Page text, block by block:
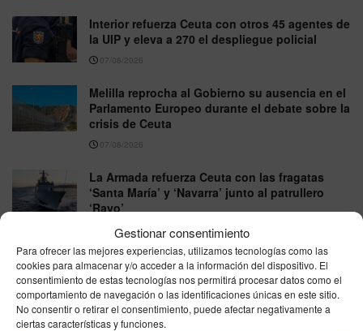
Gestionar consentimiento
Para ofrecer las mejores experiencias, utilizamos tecnologías como las
cookies para almacenar y/o acceder a la información del dispositivo. El
consentimiento de estas tecnologías nos permitirá procesar datos como el
comportamiento de navegación o las identificaciones únicas en este sitio.
No consentir o retirar el consentimiento, puede afectar negativamente a
ciertas características y funciones.
Interior refuerza Ceuta con otros 45 agentes de
la UIP y eleva a 270 el despliegue policial
07/08/2026
Melilla reprocha al Gobierno su ausencia en el
Parlamento Europeo durante el debate sobre la
crisis de Ceuta
07/08/2026
La Armada refuerza Ceuta con las fragatas
‘Santa María’ y ‘Navarra’ junto al patrullero
‘Rayo’
07/08/2026
Las ayudas por viviendas destruidas en los
incendios llegan hasta 15.120 euros y exigen
que sea la residencia habitual
07/08/2026